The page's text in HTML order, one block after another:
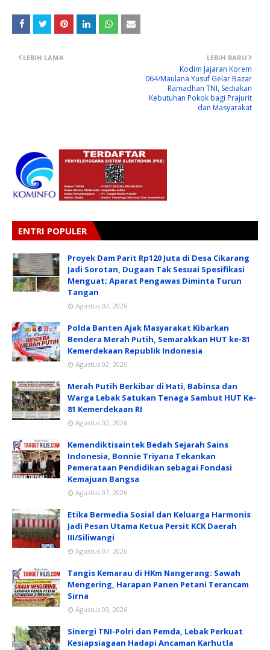
LEBIH BARU
Kodim Jajaran Korem
064/Maulana Yusuf Gelar Bazar
Ramadhan TNI, Sediakan
Kebutuhan Pokok bagi Prajurit
dan Masyarakat
LEBIH LAMA
ENTRI POPULER
Proyek Dam Parit Rp120 Juta di Desa Cikarang
Jadi Sorotan, Dugaan Tak Sesuai Spesifikasi
Menguat; Aparat Pengawas Diminta Turun
Tangan
Agustus 02, 2026
Polda Banten Ajak Masyarakat Kibarkan
Bendera Merah Putih, Semarakkan HUT ke-81
Kemerdekaan Republik Indonesia
Agustus 02, 2026
Merah Putih Berkibar di Hati, Babinsa dan
Warga Lebak Satukan Tenaga Sambut HUT Ke-
81 Kemerdekaan RI
Agustus 02, 2026
Kemendiktisaintek Bedah Sejarah Sains
Indonesia, Bonnie Triyana Tekankan
Pemerataan Pendidikan sebagai Fondasi
Kemajuan Bangsa
Agustus 07, 2026
Etika Bermedia Sosial dan Keluarga Harmonis
Jadi Pesan Utama Ketua Persit KCK Daerah
III/Siliwangi
Agustus 07, 2026
Tangis Kemarau di HKm Nangerang: Sawah
Mengering, Harapan Panen Petani Terancam
Sirna
Agustus 03, 2026
Sinergi TNI-Polri dan Pemda, Lebak Perkuat
Kesiapsiagaan Hadapi Ancaman Karhutla